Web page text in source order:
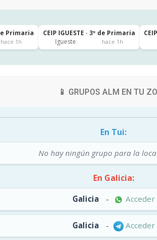
Primaria
hace 1h
CEIP IGUESTE · 3º de Primaria
Igueste
hace 1h
📱 GRUPOS ALM EN TU
En Tui:
No hay ningún grupo para la
En Galicia:
Galicia - Acceder
Galicia - Acceder